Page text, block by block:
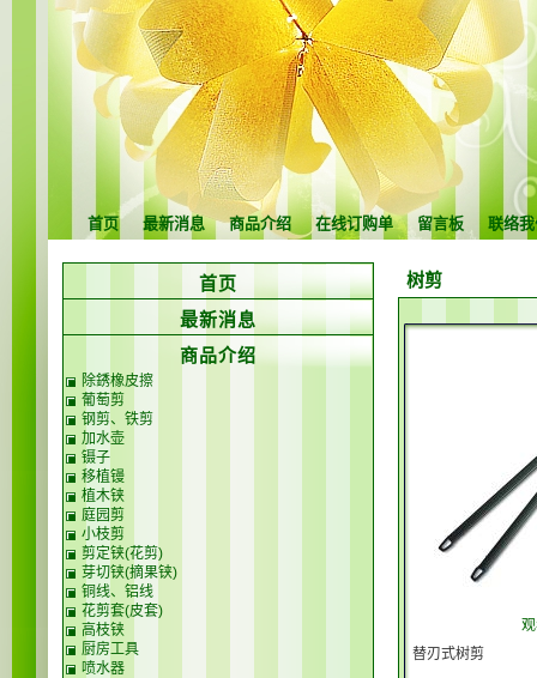
首页 最新消息 商品介绍 在线订购单 留言板 联络
树剪
替刃式树剪
首页
最新消息
商品介绍
除銹橡皮擦
葡萄剪
钢剪、铁剪
加水壶
镊子
移植镘
植木铗
庭园剪
小枝剪
剪定铗(花剪)
芽切铗(摘果铗)
铜线、铝线
花剪套(皮套)
高枝铗
厨房工具
喷水器